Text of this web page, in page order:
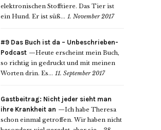
elektronischen Stofftiere. Das Tier ist
ein Hund. Er ist süß... 1. November 2017
#9 Das Buch ist da – Unbeschrieben-
Podcast
Heute erscheint mein Buch,
so richtig in gedruckt und mit meinen
Worten drin. Es... 11. September 2017
Gastbeitrag: Nicht jeder sieht man
ihre Krankheit an
Ich habe Theresa
schon einmal getroffen. Wir haben nicht